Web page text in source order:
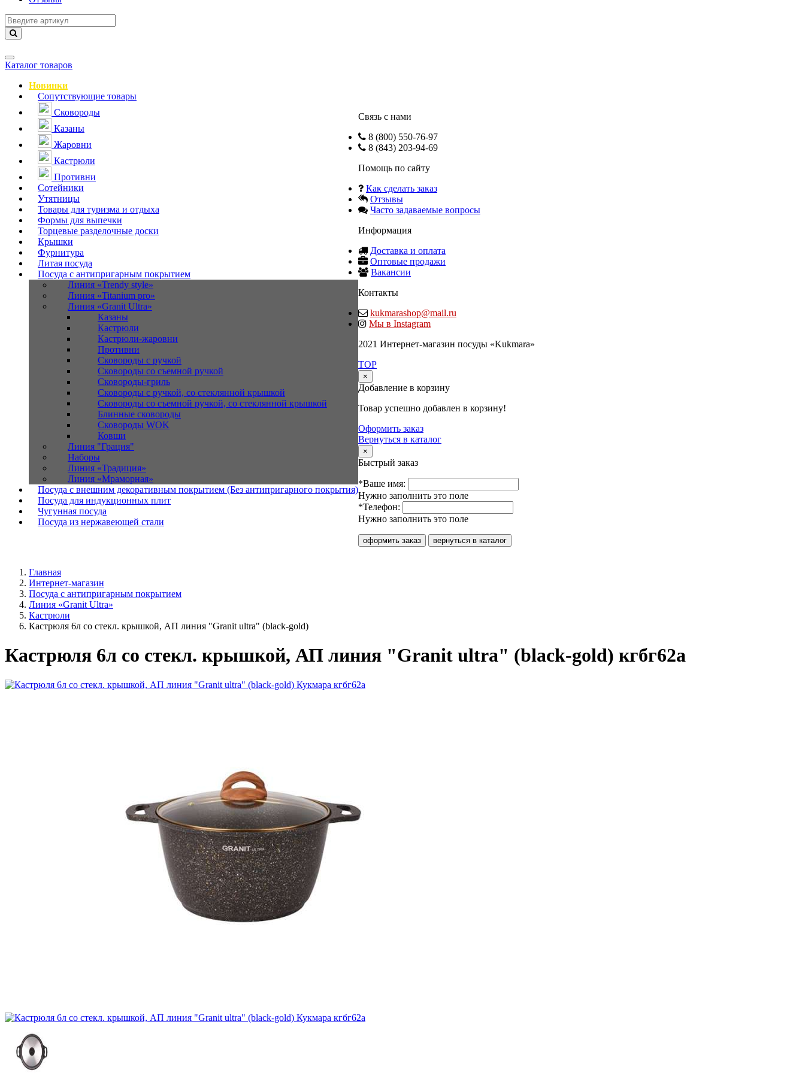
Навигация
Каталог товаров
Новинки
Сопутствующие товары
Сковороды
Казаны
Жаровни
Кастрюли
Противни
Сотейники
Утятницы
Товары для туризма и отдыха
Формы для выпечки
Торцевые разделочные доски
Крышки
Фурнитура
Литая посуда
Посуда с антипригарным покрытием
Линия «Trendy style»
Линия «Titanium pro»
Линия «Granit Ultra»
Казаны
Кастрюли
Кастрюли-жаровни
Противни
Сковороды с ручкой
Сковороды со съемной ручкой
Сковороды-гриль
Сковороды с ручкой, со стеклянной крышкой
Сковороды со съемной ручкой, со стеклянной крышкой
Блинные сковороды
Сковороды WOK
Ковши
Линия "Грация"
Наборы
Линия «Традиция»
Линия «Мраморная»
Посуда с внешним декоративным покрытием (Без антипригарного покрытия)
Посуда для индукционных плит
Чугунная посуда
Посуда из нержавеющей стали
Главная
Интернет-магазин
Посуда с антипригарным покрытием
Линия «Granit Ultra»
Кастрюли
Кастрюля 6л со стекл. крышкой, АП линия "Granit ultra" (black-gold)
Кастрюля 6л со стекл. крышкой, АП линия "Granit ultra" (black-gold) кгбг62а
Связь с нами
8 (800) 550-76-97
8 (843) 203-94-69
Помощь по сайту
Как сделать заказ
Отзывы
Часто задаваемые вопросы
Информация
Доставка и оплата
Оптовые продажи
Вакансии
Контакты
kukmarashop@mail.ru
Мы в Instagram
2021 Интернет-магазин посуды «Kukmara»
TOP
×
Добавление в корзину
Товар успешно добавлен в корзину!
Оформить заказ
Вернуться в каталог
×
Быстрый заказ
*Ваше имя:
Нужно заполнить это поле
*Телефон:
Нужно заполнить это поле
оформить заказ вернуться в каталог